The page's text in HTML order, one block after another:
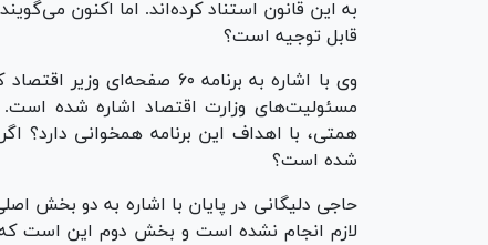
به این قانون استناد کرده‌اند. اما اکنون
قابل توجیه است؟
همتی، با اهداف این برنامه همخوانی دارد؟
شده است؟
حاجی دلیگانی در پایان با اشاره به دو بخش
لازم انجام نشده است و بخش دوم این است